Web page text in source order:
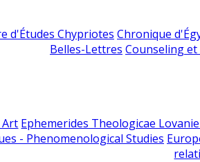
d'Études Chypriotes Chronique
Belles-Lettres Counseling
Art Ephemerides Theologicae
- Phenomenological Studies